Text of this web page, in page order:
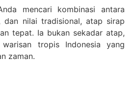
mencari kombinasi antara
dan nilai tradisional, atap sirap
tepat. Ia bukan sekadar atap,
tropis Indonesia yang
zaman.